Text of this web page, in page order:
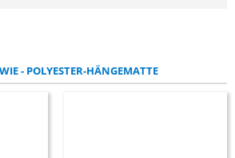
- POLYESTER-HÄNGEMATTE